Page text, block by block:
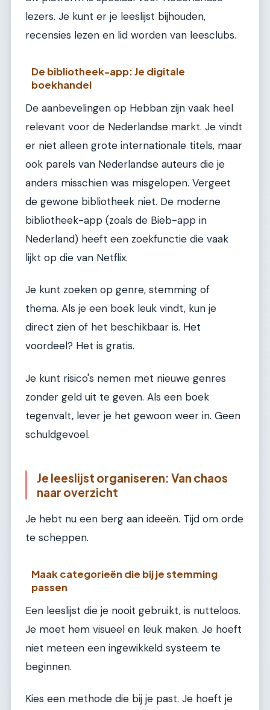
lezers. Je kunt er je leeslijst bijhouden,
recensies lezen en lid worden van leesclubs.
De bibliotheek-app: Je digitale
boekhandel
De aanbevelingen op Hebban zijn vaak heel
relevant voor de Nederlandse markt. Je vindt
er niet alleen grote internationale titels, maar
ook parels van Nederlandse auteurs die je
anders misschien was misgelopen. Vergeet
de gewone bibliotheek niet. De moderne
bibliotheek-app (zoals de Bieb-app in
Nederland) heeft een zoekfunctie die vaak
lijkt op die van Netflix.
Je kunt zoeken op genre, stemming of
thema. Als je een boek leuk vindt, kun je
direct zien of het beschikbaar is. Het
voordeel? Het is gratis.
Je kunt risico's nemen met nieuwe genres
zonder geld uit te geven. Als een boek
tegenvalt, lever je het gewoon weer in. Geen
schuldgevoel.
Je leeslijst organiseren: Van chaos
naar overzicht
Je hebt nu een berg aan ideeën. Tijd om orde
te scheppen.
Maak categorieën die bij je stemming
passen
Een leeslijst die je nooit gebruikt, is nutteloos.
Je moet hem visueel en leuk maken. Je hoeft
niet meteen een ingewikkeld systeem te
beginnen.
Kies een methode die bij je past. Je hoeft je